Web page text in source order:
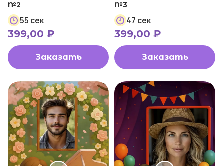
№2
55 сек
399,00 ₽
Заказать
№3
47 сек
399,00 ₽
Заказать